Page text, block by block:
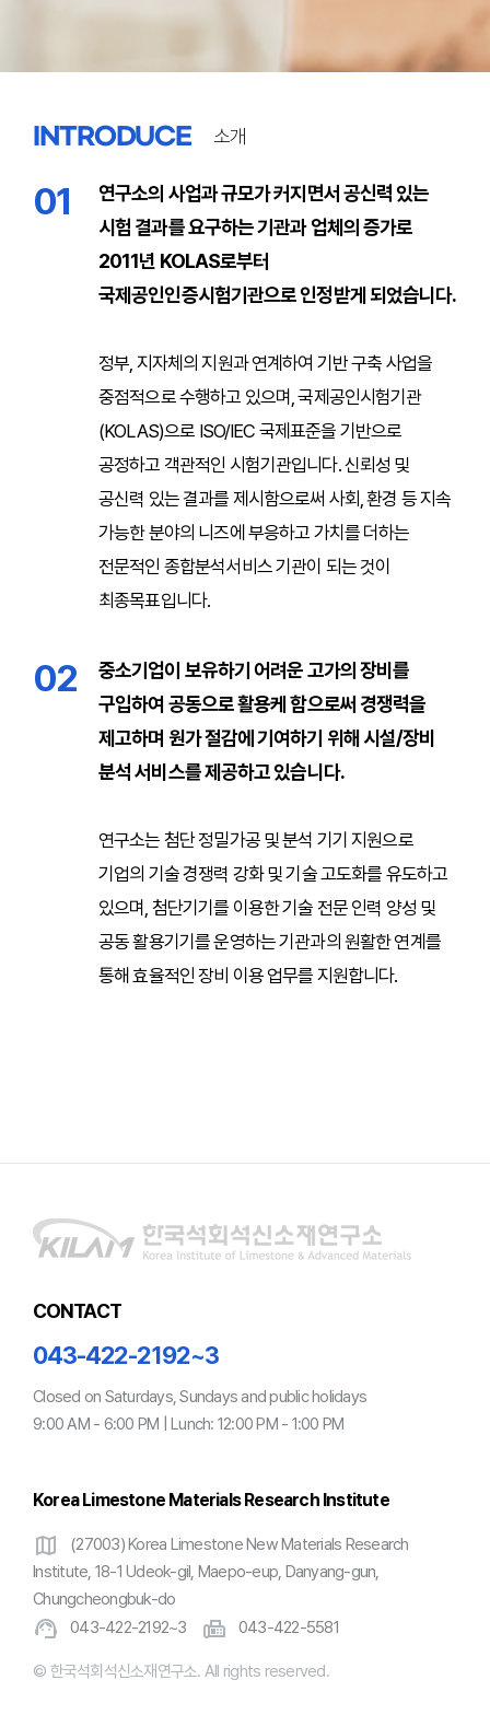
INTRODUCE 소개
01
연구소의 사업과 규모가 커지면서 공신력 있는
시험 결과를 요구하는 기관과 업체의 증가로
2011년 KOLAS로부터
국제공인인증시험기관으로 인정받게 되었습니다.
정부, 지자체의 지원과 연계하여 기반 구축 사업을
중점적으로 수행하고 있으며, 국제공인시험기관
(KOLAS)으로 ISO/IEC 국제표준을 기반으로
공정하고 객관적인 시험기관입니다. 신뢰성 및
공신력 있는 결과를 제시함으로써 사회, 환경 등 지속
가능한 분야의 니즈에 부응하고 가치를 더하는
전문적인 종합분석서비스 기관이 되는 것이
최종목표입니다.
02
중소기업이 보유하기 어려운 고가의 장비를
구입하여 공동으로 활용케 함으로써 경쟁력을
제고하며 원가 절감에 기여하기 위해 시설/장비
분석 서비스를 제공하고 있습니다.
연구소는 첨단 정밀가공 및 분석 기기 지원으로
기업의 기술 경쟁력 강화 및 기술 고도화를 유도하고
있으며, 첨단기기를 이용한 기술 전문 인력 양성 및
공동 활용기기를 운영하는 기관과의 원활한 연계를
통해 효율적인 장비 이용 업무를 지원합니다.
CONTACT
043-422-2192~3
Closed on Saturdays, Sundays and public holidays
9:00 AM - 6:00 PM | Lunch: 12:00 PM - 1:00 PM
Korea Limestone Materials Research Institute
map
(27003) Korea Limestone New Materials Research
Institute, 18-1 Udeok-gil, Maepo-eup, Danyang-gun,
Chungcheongbuk-do
support_agent 043-422-2192~3 fax 043-422-5581
© 한국석회석신소재연구소. All rights reserved.